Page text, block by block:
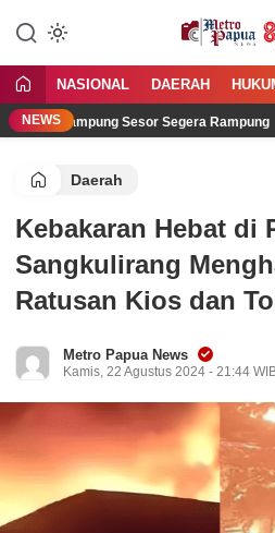
MetroPapua
Jangan Gentar
NASIONAL DAERAH
NEWS
di Kampung Sesor Segera Rampung
Daerah
Kebakaran Hebat di
Sangkulirang
Ratusan Kios dan
Metro Papua News
Kamis, 22 Agustus 2024 - 21:44